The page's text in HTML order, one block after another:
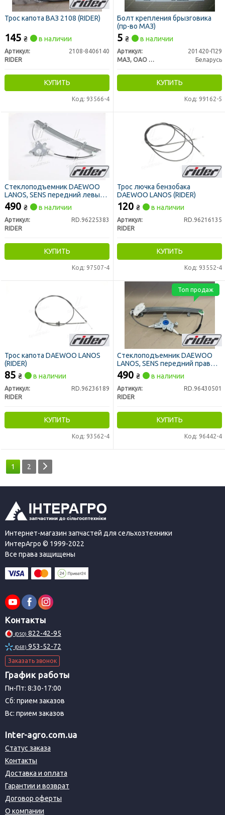
Трос капота ВАЗ 2108 (RIDER)
145 ₴ в наличии
Артикул:
2108-8406140
RIDER
КУПИТЬ
Код: 93566-4
Болт крепления брызговика
(пр-во МАЗ)
5 ₴ в наличии
Артикул:
201420-П29
МАЗ, ОАО «Минский автомобильный завод»
Беларусь
КУПИТЬ
Код: 99162-5
Стеклоподъемник DAEWOO
LANOS, SENS передний левый
(электр. под тришип) (RIDER)
490 ₴ в наличии
Артикул:
RD.96225383
RIDER
КУПИТЬ
Код: 97507-4
Трос лючка бензобака
DAEWOO LANOS (RIDER)
120 ₴ в наличии
Артикул:
RD.96216135
RIDER
КУПИТЬ
Код: 93552-4
Трос капота DAEWOO LANOS
(RIDER)
85 ₴ в наличии
Артикул:
RD.96236189
RIDER
КУПИТЬ
Код: 93562-4
Стеклоподъемник DAEWOO
LANOS, SENS передний правый
(электр. под шестерню) (RIDER)
490 ₴ в наличии
Артикул:
RD.96430501
RIDER
КУПИТЬ
Код: 96442-4
Топ продаж
1 2
Интернет-магазин запчастей для сельхозтехники
ИнтерАгро © 1999-2022
Все права защищены
Контакты
(050) 822-42-95
(068) 953-52-72
Заказать звонок
График работы
Пн-Пт: 8:30-17:00
Сб: прием заказов
Вс: прием заказов
Inter-agro.com.ua
Статус заказа
Контакты
Доставка и оплата
Гарантии и возврат
Договор оферты
О компании